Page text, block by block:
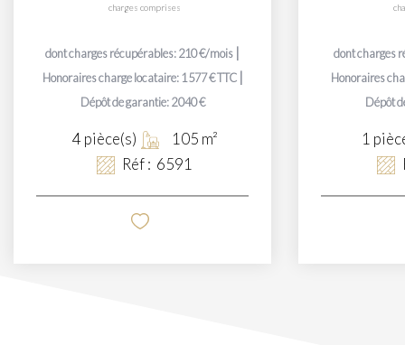
charges comprises
dont charges récupérables: 210 €/mois |
Honoraires charge locataire: 1 577 € TTC |
Dépôt de garantie: 2 040 €
4 pièce(s) 105 m²
Réf : 6591
dont charges
Honoraires
Dépôt
1